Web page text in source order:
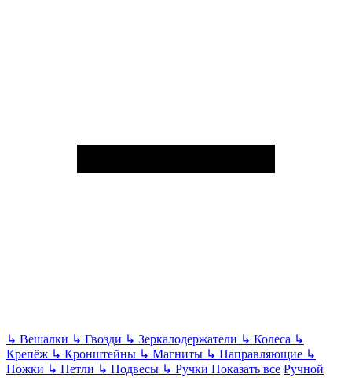
↳ Вешалки ↳ Гвозди ↳ Зеркалодержатели ↳ Колеса ↳
Крепёж ↳ Кронштейны ↳ Магниты ↳ Направляющие ↳
Ножки ↳ Петли ↳ Подвесы ↳ Ручки Показать все Ручной